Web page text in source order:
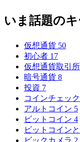
いま話題の
仮想通貨 50
初心者 17
仮想通貨取引所
暗号通貨 8
投資 7
コインチェック
アルトコイン 5
ビットコイン 4
ビットコイン
ビックカメラ 2